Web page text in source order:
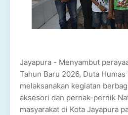
Jayapura - Menyambut
Tahun Baru 2026, Duta Humas
melaksanakan kegiatan
aksesori dan pernak-pernik
masyarakat di Kota Jayapura